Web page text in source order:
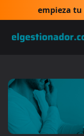
empieza tu